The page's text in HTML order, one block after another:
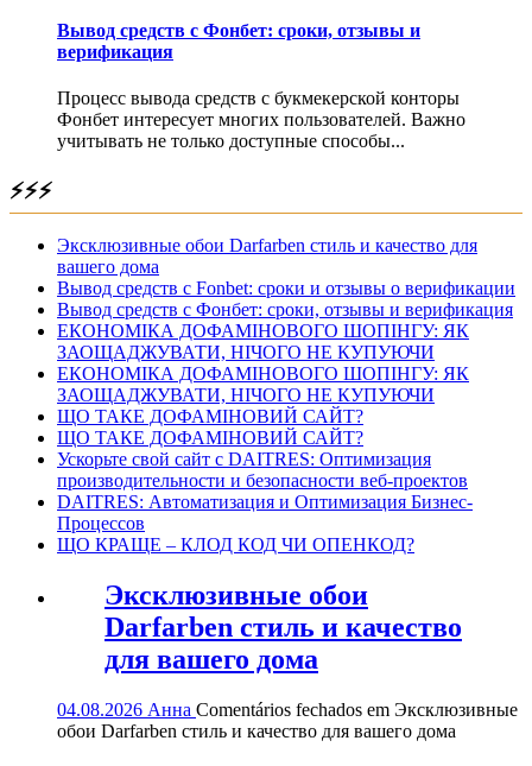
Вывод средств с Фонбет: сроки, отзывы и
верификация
Процесс вывода средств с букмекерской конторы
Фонбет интересует многих пользователей. Важно
учитывать не только доступные способы...
⚡⚡⚡
Эксклюзивные обои Darfarben стиль и качество для
вашего дома
Вывод средств с Fonbet: сроки и отзывы о верификации
Вывод средств с Фонбет: сроки, отзывы и верификация
ЕКОНОМІКА ДОФАМІНОВОГО ШОПІНГУ: ЯК
ЗАОЩАДЖУВАТИ, НІЧОГО НЕ КУПУЮЧИ
ЕКОНОМІКА ДОФАМІНОВОГО ШОПІНГУ: ЯК
ЗАОЩАДЖУВАТИ, НІЧОГО НЕ КУПУЮЧИ
ЩО ТАКЕ ДОФАМІНОВИЙ САЙТ?
ЩО ТАКЕ ДОФАМІНОВИЙ САЙТ?
Ускорьте свой сайт с DAITRES: Оптимизация
производительности и безопасности веб-проектов
DAITRES: Автоматизация и Оптимизация Бизнес-
Процессов
ЩО КРАЩЕ – КЛОД КОД ЧИ ОПЕНКОД?
Эксклюзивные обои
Darfarben стиль и качество
для вашего дома
04.08.2026 Анна Comentários fechados em Эксклюзивные
обои Darfarben стиль и качество для вашего дома